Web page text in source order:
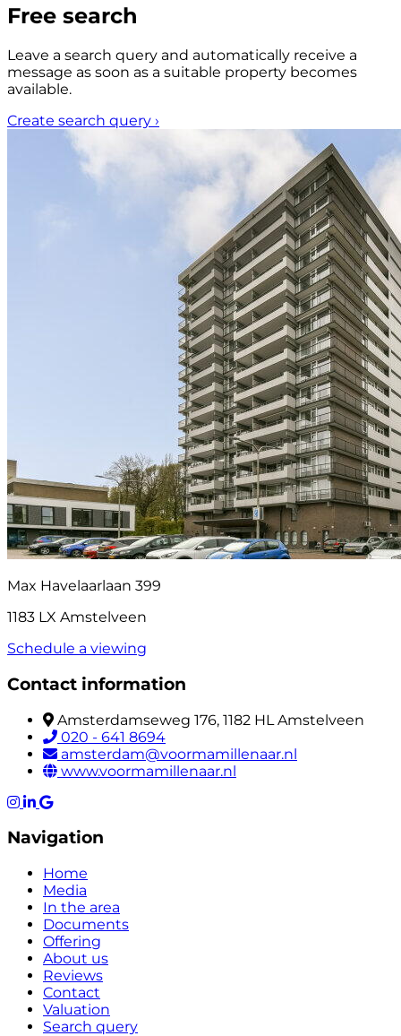
Free search
Leave a search query and automatically receive a
message as soon as a suitable property becomes
available.
Create search query ›
Max Havelaarlaan 399
1183 LX Amstelveen
Schedule a viewing
Contact information
Amsterdamseweg 176, 1182 HL Amstelveen
020 - 641 8694
amsterdam@voormamillenaar.nl
www.voormamillenaar.nl
Navigation
Home
Media
In the area
Documents
Offering
About us
Reviews
Contact
Valuation
Search query